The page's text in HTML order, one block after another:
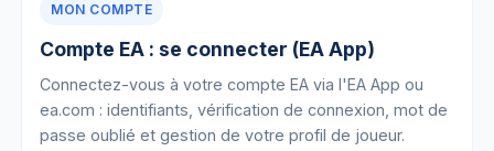
MON COMPTE
Compte EA : se connecter (EA App)
Connectez-vous à votre compte EA via l'EA App ou
ea.com : identifiants, vérification de connexion, mot de
passe oublié et gestion de votre profil de joueur.